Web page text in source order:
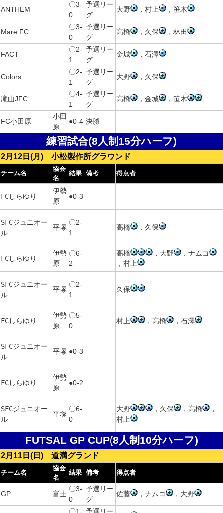
ANTHEM
〇3-
0
予選リー
グ
大野 ，村上 ，笹木
Mare FC
〇3-
0
予選リー
グ
高橋 ，久保 ，林田
FACT
〇2-
1
予選リー
グ
金城 ，石澤
Colors
〇2-
1
予選リー
グ
大野 ，久保
滝山JFC
〇4-
1
予選リー
グ
高橋 ，金城 ，笹木
FC小田原
小田
原
●0-4 決勝
練習試合(8人制15分ハーフ)
2月12日(月) 小松製作所グラウンド
チーム名
協会
名
結果 備考 得点者
FCしらゆり
伊勢
原
●0-3
SFCジュニオー
ル
平塚
〇2-
1
高橋 ，久保
FCしらゆり
伊勢
原
〇6-
2
高橋 ，大野
，ナムコ
，村上
SFCジュニオー
ル
平塚
〇2-
1
久保
FCしらゆり
伊勢
原
〇5-
0
村上 ，高橋 ，石澤
SFCジュニオー
ル
平塚 ●0-3
FCしらゆり
伊勢
原
●0-2
SFCジュニオー
ル
平塚
〇6-
0
大野 ，久保 ，高橋
，
村上
FUTSAL GP CUP(8人制10分ハーフ)
2月11日(日) 道満グランド
チーム名
協会
名
結果 備考 得点者
GP 富士
〇3-
0
予選リー
グ
佐藤 ，ナムコ ，大野
〇1- 予選リー